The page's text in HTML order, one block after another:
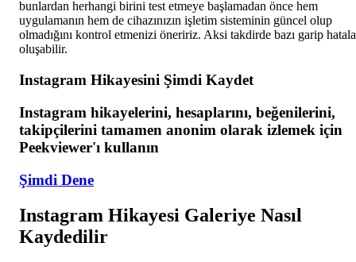
bunlardan herhangi birini test etmeye başlamadan önce hem
uygulamanın hem de cihazınızın işletim sisteminin güncel olup
olmadığını kontrol etmenizi öneririz. Aksi takdirde bazı garip
oluşabilir.
Instagram Hikayesini Şimdi Kaydet
Instagram hikayelerini, hesaplarını, beğenilerini,
takipçilerini tamamen anonim olarak izlemek için
Peekviewer'ı kullanın
Şimdi Dene
Instagram Hikayesi Galeriye Nasıl
Kaydedilir